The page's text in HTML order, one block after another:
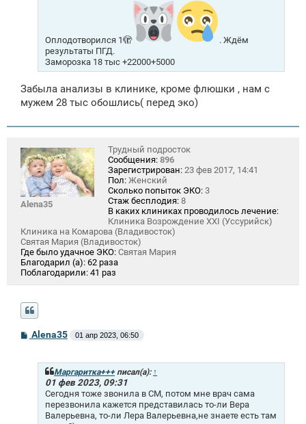
Оплодотворился 1🫣
. Ждём
результаты ПГД.
Заморозка 18 тыс +22000+5000
Забыла анализы в клинике, кроме флюшки , нам с
мужем 28 тыс обошлись( перед эко)
Alena35
Трудный подросток
Сообщения: 896
Зарегистрирован: 23 фев 2017, 14:41
Пол: Женский
Сколько попыток ЭКО: 3
Стаж бесплодия: 8
В каких клиниках проводилось лечение:
Клиника Возрождение XXI (Уссурийск)
Клиника на Комарова (Владивосток)
Святая Мария (Владивосток)
Где было удачное ЭКО: Святая Мария
Благодарил (а): 62 раза
Поблагодарили: 41 раз
С
о
Alena35 01 апр 2023, 06:50
Маргаритка+++писал(а): ↑
01 фев 2023, 09:31
Сегодня тоже звонила в СМ, потом мне врач сама
перезвонила кажется представилась то-ли Вера
Валерьевна, то-ли Лера Валерьевна,не знаете есть там